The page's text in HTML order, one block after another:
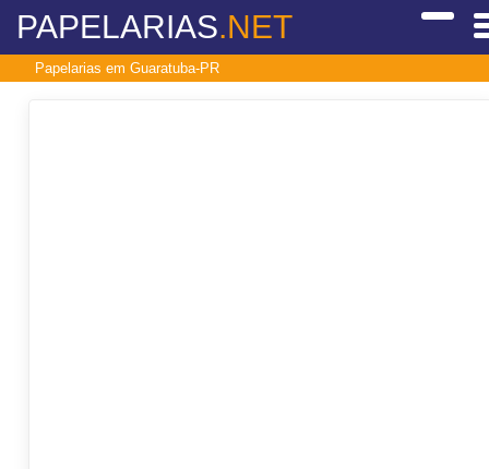
PAPELARIAS.NET
Papelarias em Guaratuba-PR